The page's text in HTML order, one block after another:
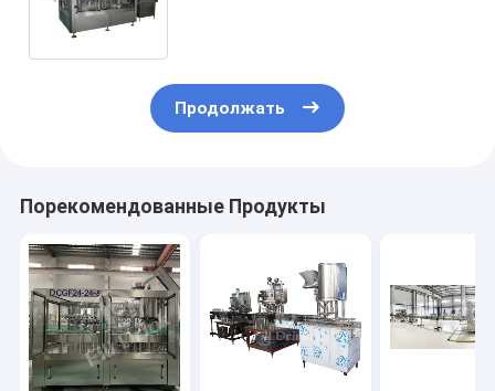
Продолжать
Порекомендованные Продукты